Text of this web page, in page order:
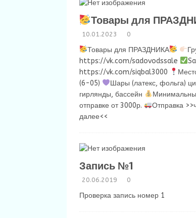
Товары для
10.01.2023 0
Товары для ПРАЗДНИКА
https://vk.com/sadovodssale
https://vk.com/siqbal3000
(6-05)
Шары (латекс, фольга)
гирлянды, бассейн
отправке от 3000р.
Отправка
далее<<
Запись №1
20.06.2019 0
Проверка запись номер 1